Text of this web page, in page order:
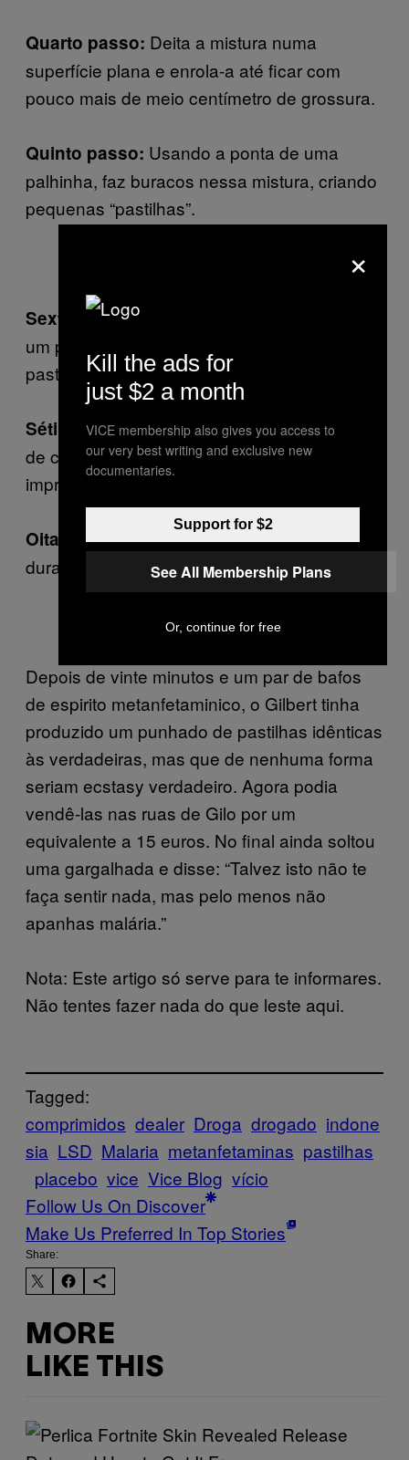
Quarto passo: Deita a mistura numa
superfície plana e enrola-a até ficar com
pouco mais de meio centímetro de grossura.
Quinto passo: Usando a ponta de uma
palhinha, faz buracos nessa mistura, criando
pequenas “pastilhas”.
Sexto passo:Com a ponta de um lápis faz
um pequeno coração em cada uma das
pastilhas.
Sétimo passo:Carimba suavemente o topo
de cada pastilha com o lápis, deixando assim
imprensa a imagem de um coração.
Oitavo passo:Deixa secar as pastilhas
durante 10 minutos.
Depois de vinte minutos e um par de bafos
de espirito metanfetaminico, o Gilbert tinha
produzido um punhado de pastilhas idênticas
às verdadeiras, mas que de nenhuma forma
seriam ecstasy verdadeiro. Agora podia
vendê-las nas ruas de Gilo por um
equivalente a 15 euros. No final ainda soltou
uma gargalhada e disse: “Talvez isto não te
faça sentir nada, mas pelo menos não
apanhas malária.”
Nota: Este artigo só serve para te informares.
Não tentes fazer nada do que leste aqui.
Tagged:
comprimidos dealer Droga drogado indone
sia LSD Malaria metanfetaminas pastilhas
placebo vice Vice Blog vício
Follow Us On Discover
Make Us Preferred In Top Stories
Share:
MORE
LIKE THIS
×
Kill the ads for
just $2 a month
VICE membership also gives you access to
our very best writing and exclusive new
documentaries.
Support for $2
See All Membership Plans
Or, continue for free